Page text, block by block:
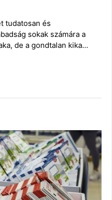
tudatosan és
sokak számára a
de a gondtalan kika…